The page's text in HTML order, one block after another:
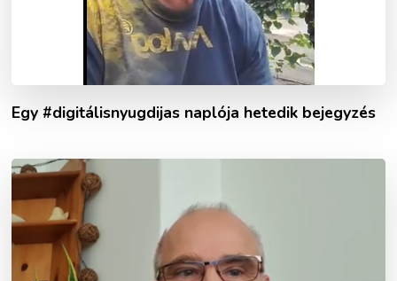
Egy #digitálisnyugdijas naplója hetedik bejegyzés